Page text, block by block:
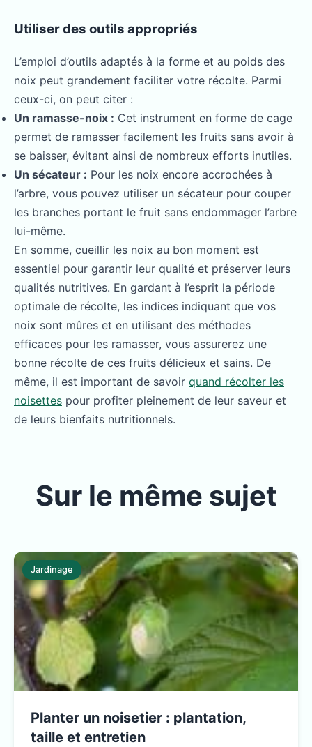
Utiliser des outils appropriés
L’emploi d’outils adaptés à la forme et au poids des
noix peut grandement faciliter votre récolte. Parmi
ceux-ci, on peut citer :
Un ramasse-noix : Cet instrument en forme de cage
permet de ramasser facilement les fruits sans avoir à
se baisser, évitant ainsi de nombreux efforts inutiles.
Un sécateur : Pour les noix encore accrochées à
l’arbre, vous pouvez utiliser un sécateur pour couper
les branches portant le fruit sans endommager l’arbre
lui-même.
En somme, cueillir les noix au bon moment est
essentiel pour garantir leur qualité et préserver leurs
qualités nutritives. En gardant à l’esprit la période
optimale de récolte, les indices indiquant que vos
noix sont mûres et en utilisant des méthodes
efficaces pour les ramasser, vous assurerez une
bonne récolte de ces fruits délicieux et sains. De
même, il est important de savoir quand récolter les
noisettes pour profiter pleinement de leur saveur et
de leurs bienfaits nutritionnels.
Sur le même sujet
Jardinage
Planter un noisetier : plantation,
taille et entretien